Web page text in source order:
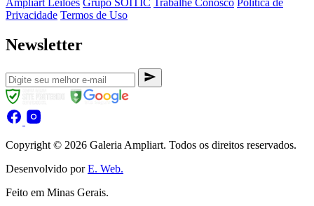
Ampliart Leilões Grupo SOITIC Trabalhe Conosco Política de
Privacidade Termos de Uso
Newsletter
Copyright © 2026 Galeria Ampliart. Todos os direitos reservados.
Desenvolvido porE. Web.
Feito em Minas Gerais.